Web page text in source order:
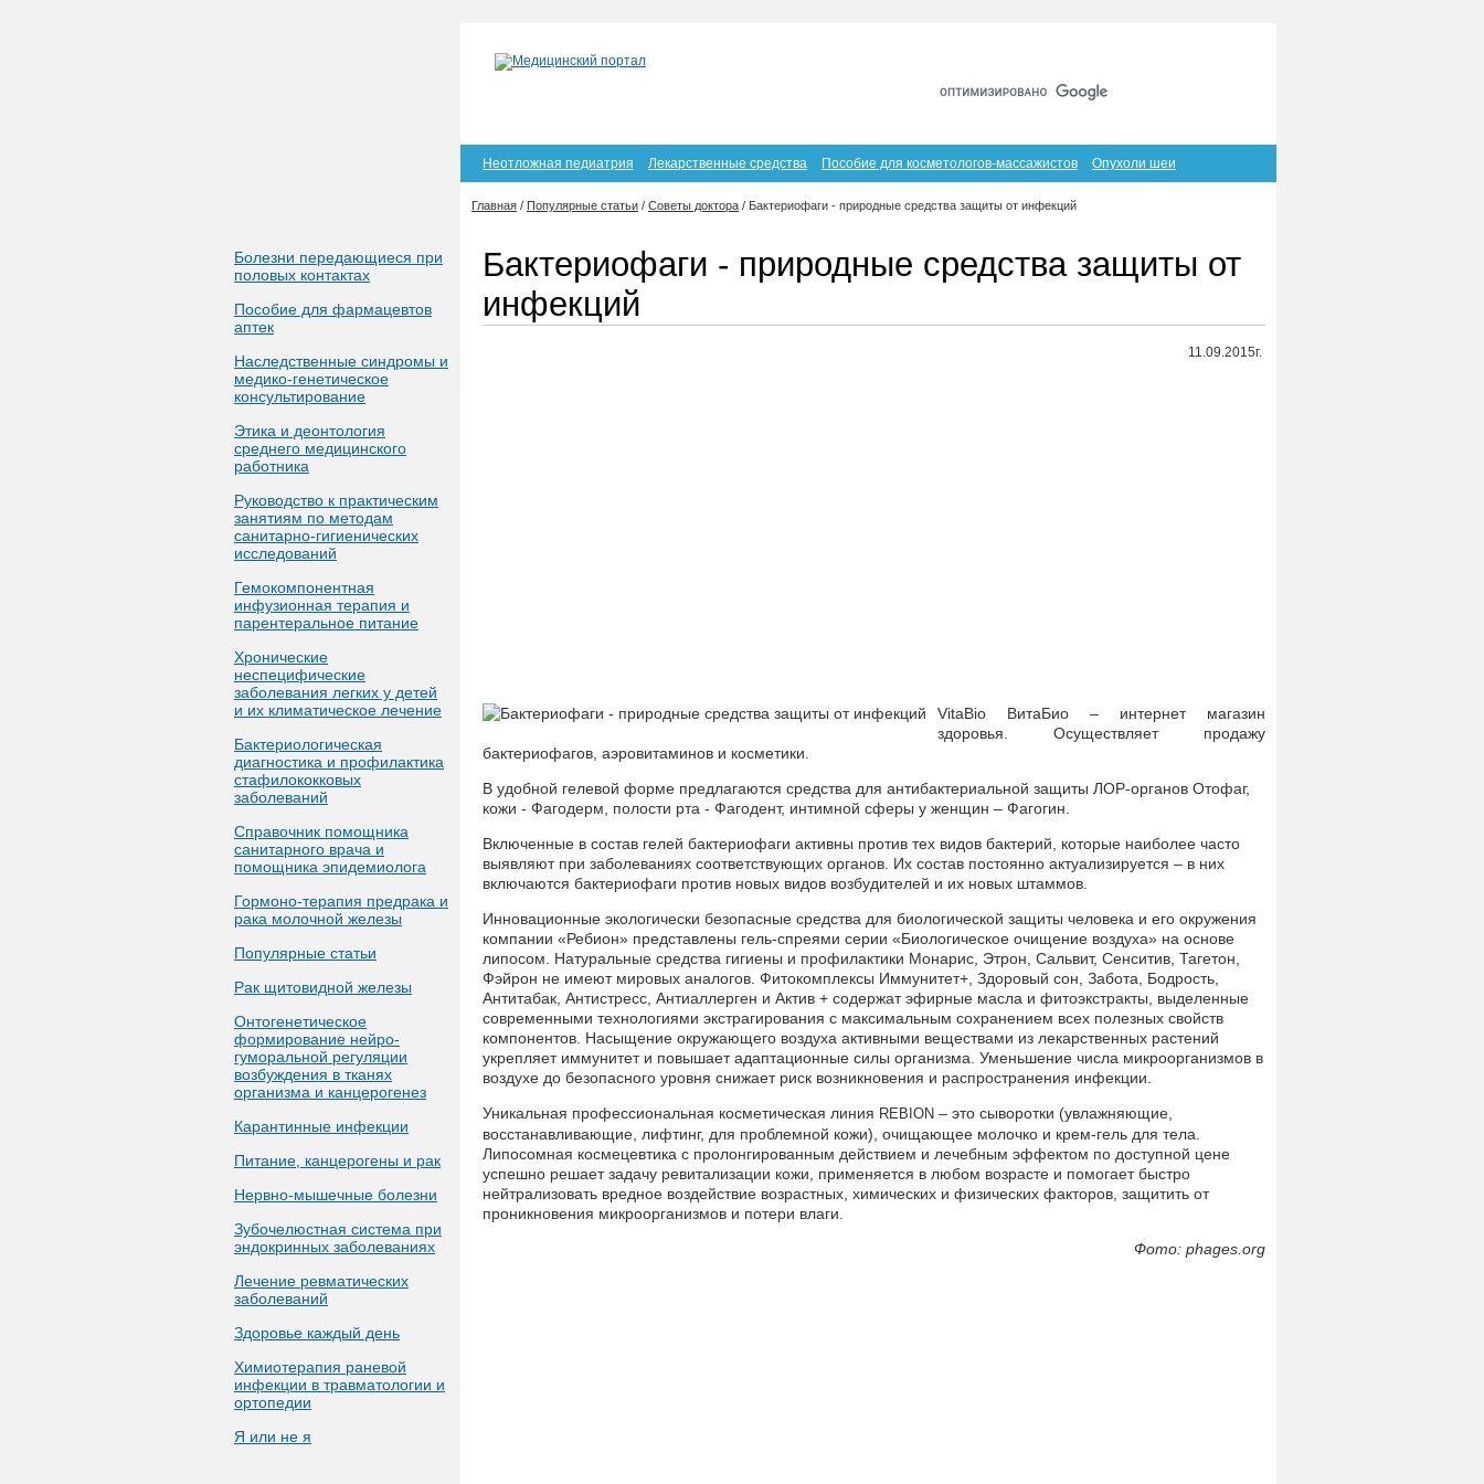
Болезни передающиеся при
половых контактах
Пособие для фармацевтов
аптек
Наследственные синдромы и
медико-генетическое
консультирование
Этика и деонтология
среднего медицинского
работника
Руководство к практическим
занятиям по методам
санитарно-гигиенических
исследований
Гемокомпонентная
инфузионная терапия и
парентеральное питание
Хронические
неспецифические
заболевания легких у детей
и их климатическое лечение
Бактериологическая
диагностика и профилактика
стафилококковых
заболеваний
Справочник помощника
санитарного врача и
помощника эпидемиолога
Гормоно-терапия предрака и
рака молочной железы
Популярные статьи
Рак щитовидной железы
Онтогенетическое
формирование нейро-
гуморальной регуляции
возбуждения в тканях
организма и канцерогенез
Карантинные инфекции
Питание, канцерогены и рак
Нервно-мышечные болезни
Зубочелюстная система при
эндокринных заболеваниях
Лечение ревматических
заболеваний
Здоровье каждый день
Химиотерапия раневой
инфекции в травматологии и
ортопедии
Я или не я
Неотложная педиатрия Лекарственные средства Пособие для косметологов-массажистов Опухоли шеи
Главная / Популярные статьи / Советы доктора / Бактериофаги - природные средства защиты от инфекций
Бактериофаги - природные средства защиты от
инфекций
11.09.2015г.
VitaBio ВитаБио – интернет магазин
здоровья. Осуществляет продажу
бактериофагов, аэровитаминов и косметики.
В удобной гелевой форме предлагаются средства для антибактериальной защиты ЛОР-органов Отофаг,
кожи - Фагодерм, полости рта - Фагодент, интимной сферы у женщин – Фагогин.
Включенные в состав гелей бактериофаги активны против тех видов бактерий, которые наиболее часто
выявляют при заболеваниях соответствующих органов. Их состав постоянно актуализируется – в них
включаются бактериофаги против новых видов возбудителей и их новых штаммов.
Инновационные экологически безопасные средства для биологической защиты человека и его окружения
компании «Ребион» представлены гель-спреями серии «Биологическое очищение воздуха» на основе
липосом. Натуральные средства гигиены и профилактики Монарис, Этрон, Сальвит, Сенситив, Тагетон,
Фэйрон не имеют мировых аналогов. Фитокомплексы Иммунитет+, Здоровый сон, Забота, Бодрость,
Антитабак, Антистресс, Антиаллерген и Актив + содержат эфирные масла и фитоэкстракты, выделенные
современными технологиями экстрагирования с максимальным сохранением всех полезных свойств
компонентов. Насыщение окружающего воздуха активными веществами из лекарственных растений
укрепляет иммунитет и повышает адаптационные силы организма. Уменьшение числа микроорганизмов в
воздухе до безопасного уровня снижает риск возникновения и распространения инфекции.
Уникальная профессиональная косметическая линия REBION – это сыворотки (увлажняющие,
восстанавливающие, лифтинг, для проблемной кожи), очищающее молочко и крем-гель для тела.
Липосомная космецевтика с пролонгированным действием и лечебным эффектом по доступной цене
успешно решает задачу ревитализации кожи, применяется в любом возрасте и помогает быстро
нейтрализовать вредное воздействие возрастных, химических и физических факторов, защитить от
проникновения микроорганизмов и потери влаги.
Фото: phages.org